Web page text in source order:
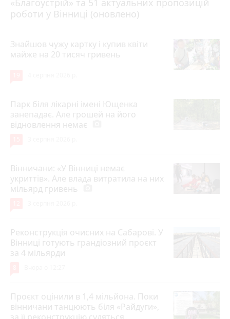
«Благоустрій» та 51 актуальних пропозицій
роботи у Вінниці (оновлено)
Знайшов чужу картку і купив квіти
майже на 20 тисяч гривень
Парк біля лікарні імені Ющенка
занепадає. Але грошей на його
відновлення немає
Вінничани: «У Вінниці немає
укриттів». Але влада витратила на них
мільярд гривень
Реконструкція очисних на Сабарові. У
Вінниці готують грандіозний проєкт
за 4 мільярди
Проєкт оцінили в 1,4 мільйона. Поки
вінничани танцюють біля «Райдуги»,